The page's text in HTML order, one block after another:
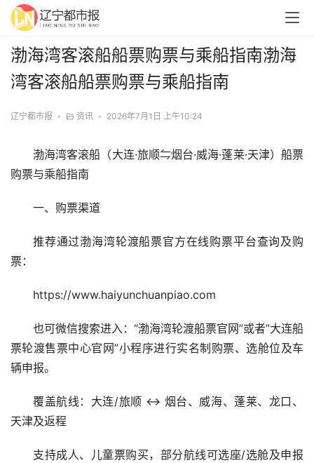
渤海湾客滚船船票购票与乘船指南渤海
湾客滚船船票购票与乘船指南
辽宁都市报 • 资讯 • 2026年7月1日 上午10:24
渤海湾客滚船（大连·旅顺⇋烟台·威海·蓬莱·天津）船票
购票与乘船指南
一、购票渠道
推荐通过渤海湾轮渡船票官方在线购票平台查询及购
票：
https://www.haiyunchuanpiao.com
也可微信搜索进入：“渤海湾轮渡船票官网”或者”大连船
票轮渡售票中心官网”小程序进行实名制购票、选舱位及车
辆申报。
覆盖航线：大连/旅顺 ↔ 烟台、威海、蓬莱、龙口、
天津及返程
支持成人、儿童票购买，部分航线可选座/选舱及申报